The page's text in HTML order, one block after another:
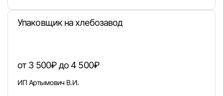
Упаковщик на хлебозавод
от 3 500₽ до 4 500₽
ИП Артымович В.И.